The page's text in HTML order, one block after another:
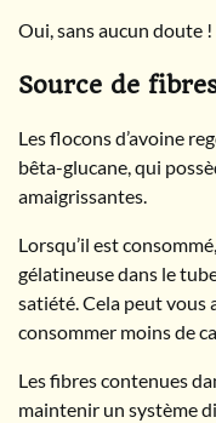
Oui, sans aucun doute !
Source de
Les flocons d’avoine
bêta-glucane, qui
amaigrissantes.
Lorsqu’il est
gélatineuse dans le
satiété. Cela peut vous
consommer moins de
Les fibres contenues
maintenir un système